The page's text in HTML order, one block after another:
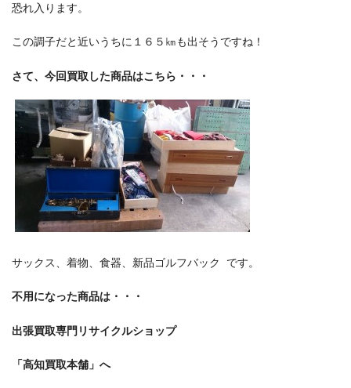
恐れ入ります。
この調子だと近いうちに１６５㎞も出そうですね！
さて、今回買取した商品はこちら・・・
サックス、着物、食器、新品ゴルフバック です。
不用になった商品は・・・
出張買取専門リサイクルショップ
「高知買取本舗」へ